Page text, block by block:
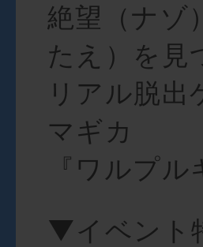
絶望（ナゾ
たえ）を見
リアル脱
マギカ
『ワルプ
▼イベント